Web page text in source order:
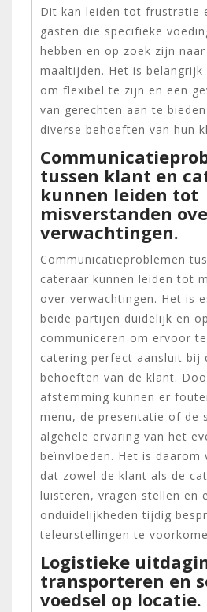
Dit kan leiden tot frustratie
gasten die specifieke
hebben en op zoek zijn
maaltijden. Het is
om flexibel te zijn en een
van gerechten aan te
diverse behoeften van hun
tussen klant en
kunnen leiden tot
misverstanden
verwachtingen.
Communicatieproblemen
cateraar kunnen leiden tot
over verwachtingen. Het is
beide partijen duidelijk en
communiceren om ervoor
catering perfect aansluit bij
behoeften van de klant.
afstemming kunnen er
menu, de presentatie of de
algehele ervaring van het
beïnvloeden. Het is daarom
dat zowel de klant als de
luisteren, vragen stellen en
onduidelijkheden tijdig
teleurstellingen te
Logistieke
transporteren en
voedsel op locatie.